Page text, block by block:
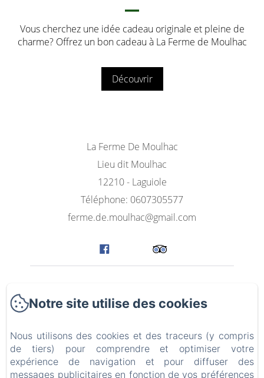
Vous cherchez une idée cadeau originale et pleine de
charme? Offrez un bon cadeau à La Ferme de Moulhac
Découvrir
La Ferme De Moulhac
Lieu dit Moulhac
12210 - Laguiole
Téléphone: 0607305577
ferme.de.moulhac@gmail.com
Le Gîte Aubrac Bien-être
Autour de la ferme
Notre site utilise des cookies
Nous utilisons des cookies et des traceurs (y compris
de tiers) pour comprendre et optimiser votre
expérience de navigation et pour diffuser des
messages publicitaires en fonction de vos préférences